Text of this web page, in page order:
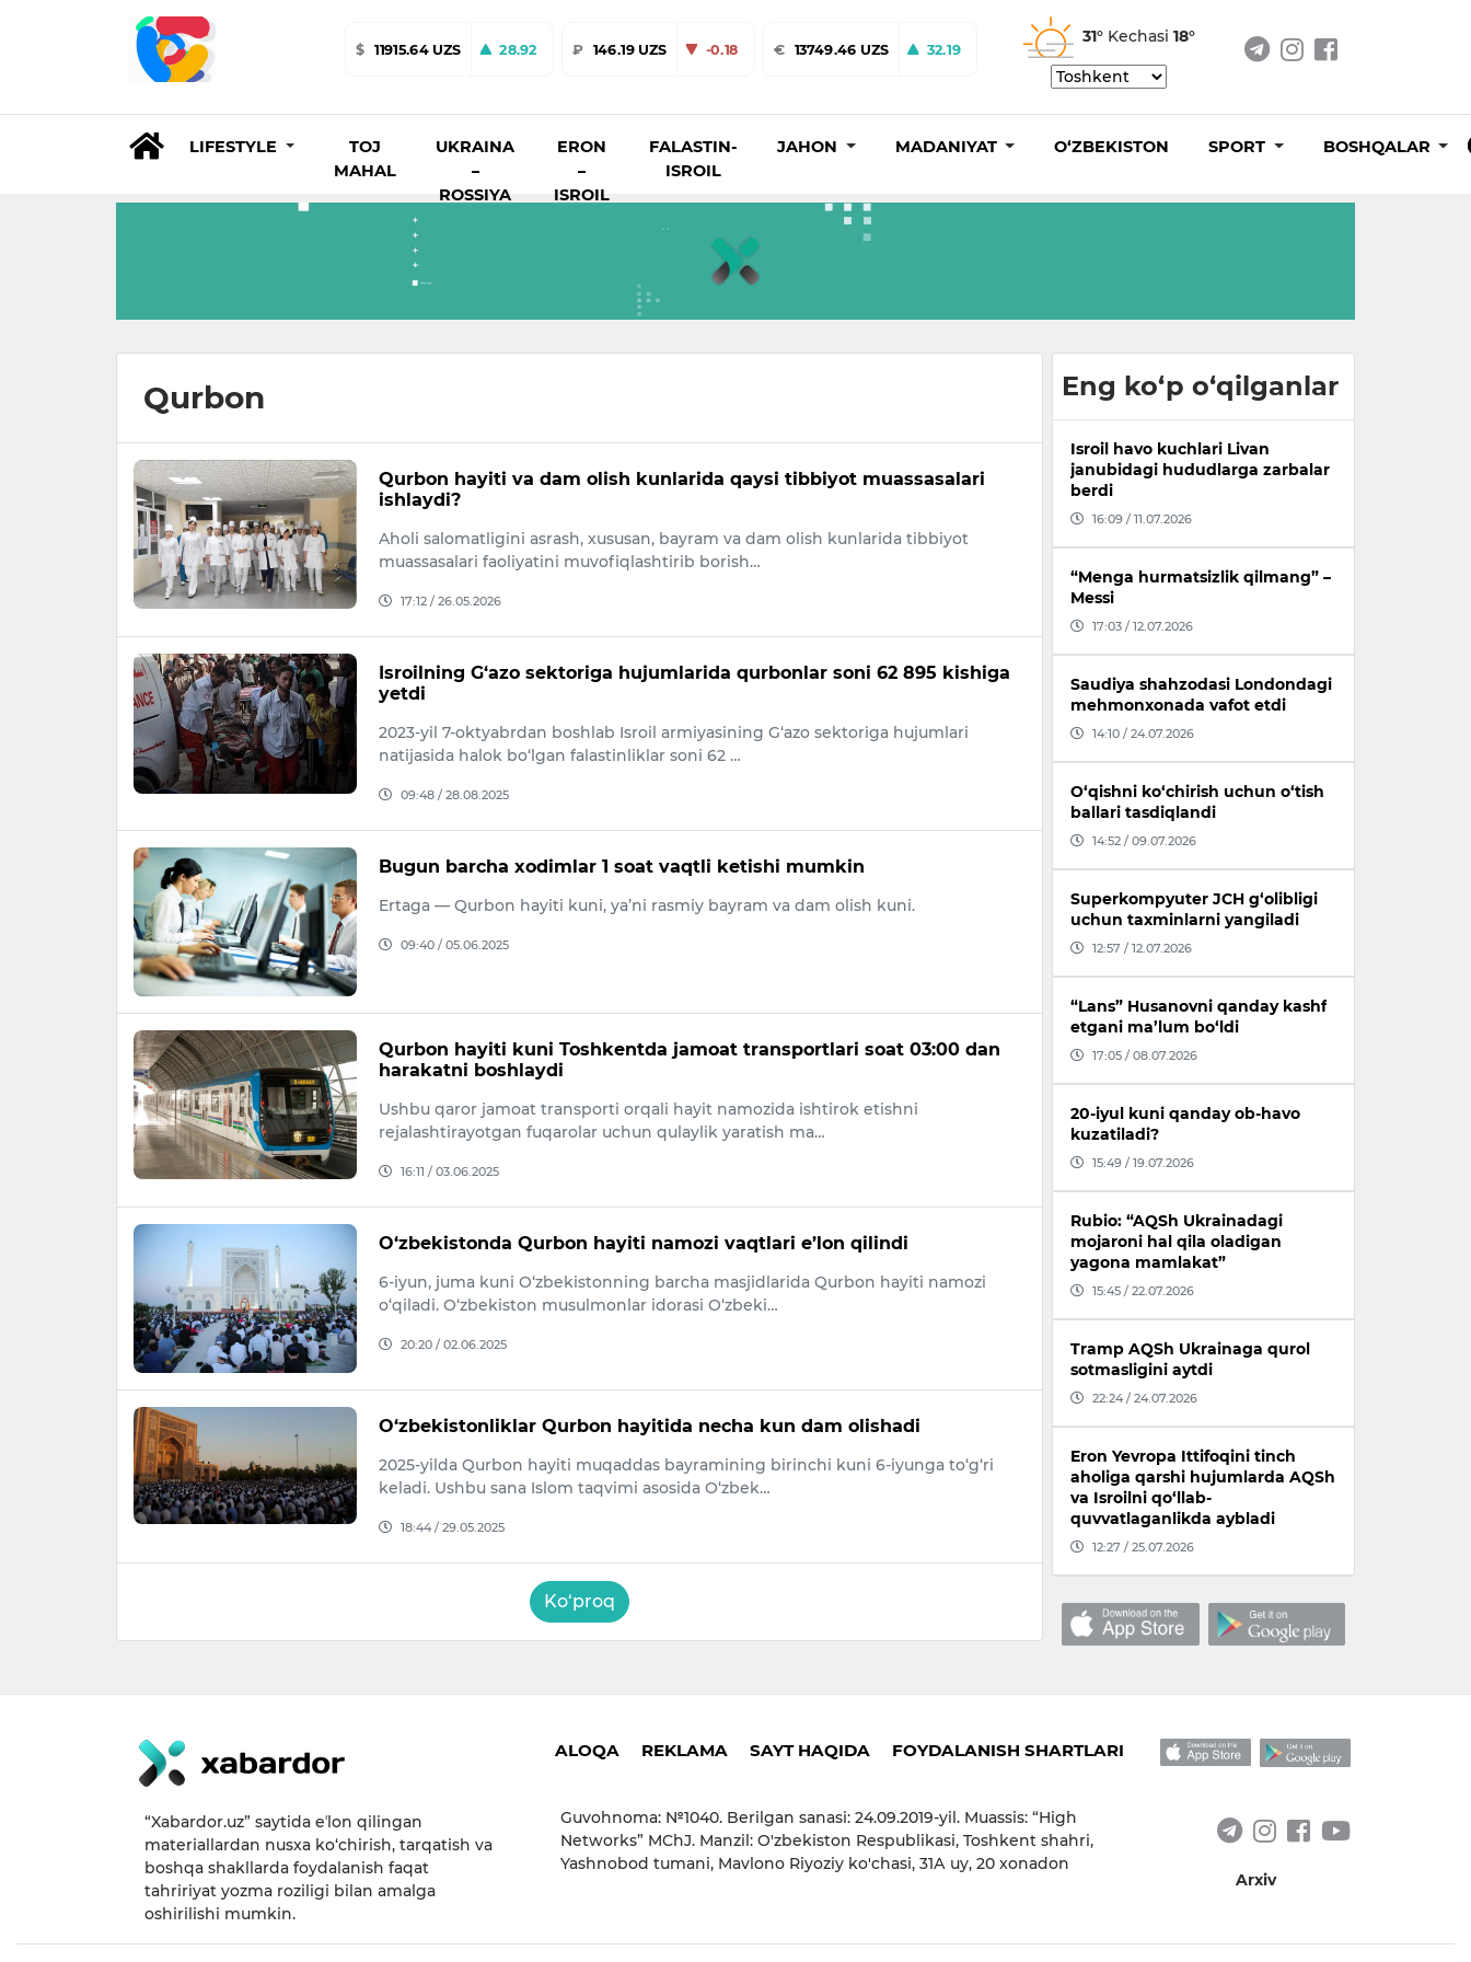
$ 11915.64 UZS 28.92 ₽ 146.19 UZS -0.18 € 13749.46 UZS 32.19
31° Kechasi 18°
LIFESTYLE
TOJ
MAHAL
UKRAINA
–
ROSSIYA
ERON
–
ISROIL
FALASTIN-
ISROIL
JAHON MADANIYAT O‘ZBEKISTON SPORT BOSHQALAR
Qurbon
Qurbon hayiti va dam olish kunlarida qaysi tibbiyot muassasalari
ishlaydi?
Aholi salomatligini asrash, xususan, bayram va dam olish kunlarida tibbiyot
muassasalari faoliyatini muvofiqlashtirib borish…
17:12 / 26.05.2026
Isroilning G‘azo sektoriga hujumlarida qurbonlar soni 62 895 kishiga
yetdi
2023-yil 7-oktyabrdan boshlab Isroil armiyasining G‘azo sektoriga hujumlari
natijasida halok bo‘lgan falastinliklar soni 62 …
09:48 / 28.08.2025
Bugun barcha xodimlar 1 soat vaqtli ketishi mumkin
Ertaga — Qurbon hayiti kuni, ya’ni rasmiy bayram va dam olish kuni.
09:40 / 05.06.2025
Qurbon hayiti kuni Toshkentda jamoat transportlari soat 03:00 dan
harakatni boshlaydi
Ushbu qaror jamoat transporti orqali hayit namozida ishtirok etishni
rejalashtirayotgan fuqarolar uchun qulaylik yaratish ma…
16:11 / 03.06.2025
O‘zbekistonda Qurbon hayiti namozi vaqtlari e’lon qilindi
6-iyun, juma kuni O‘zbekistonning barcha masjidlarida Qurbon hayiti namozi
o‘qiladi. O‘zbekiston musulmonlar idorasi O‘zbeki…
20:20 / 02.06.2025
O‘zbekistonliklar Qurbon hayitida necha kun dam olishadi
2025-yilda Qurbon hayiti muqaddas bayramining birinchi kuni 6-iyunga to‘g‘ri
keladi. Ushbu sana Islom taqvimi asosida O‘zbek…
18:44 / 29.05.2025
Ko‘proq
Eng ko‘p o‘qilganlar
Isroil havo kuchlari Livan
janubidagi hududlarga zarbalar
berdi
16:09 / 11.07.2026
“Menga hurmatsizlik qilmang” –
Messi
17:03 / 12.07.2026
Saudiya shahzodasi Londondagi
mehmonxonada vafot etdi
14:10 / 24.07.2026
O‘qishni ko‘chirish uchun o‘tish
ballari tasdiqlandi
14:52 / 09.07.2026
Superkompyuter JCH g‘olibligi
uchun taxminlarni yangiladi
12:57 / 12.07.2026
“Lans” Husanovni qanday kashf
etgani ma’lum bo‘ldi
17:05 / 08.07.2026
20-iyul kuni qanday ob-havo
kuzatiladi?
15:49 / 19.07.2026
Rubio: “AQSh Ukrainadagi
mojaroni hal qila oladigan
yagona mamlakat”
15:45 / 22.07.2026
Tramp AQSh Ukrainaga qurol
sotmasligini aytdi
22:24 / 24.07.2026
Eron Yevropa Ittifoqini tinch
aholiga qarshi hujumlarda AQSh
va Isroilni qo‘llab-
quvvatlaganlikda aybladi
12:27 / 25.07.2026
“Xabardor.uz” saytida eʼlon qilingan
materiallardan nusxa ko‘chirish, tarqatish va
boshqa shakllarda foydalanish faqat
tahririyat yozma roziligi bilan amalga
oshirilishi mumkin.
ALOQA REKLAMA SAYT HAQIDA FOYDALANISH SHARTLARI
Guvohnoma: №1040. Berilgan sanasi: 24.09.2019-yil. Muassis: “High
Networks” MChJ. Manzil: O'zbekiston Respublikasi, Toshkent shahri,
Yashnobod tumani, Mavlono Riyoziy ko'chasi, 31А uy, 20 xonadon
Arxiv